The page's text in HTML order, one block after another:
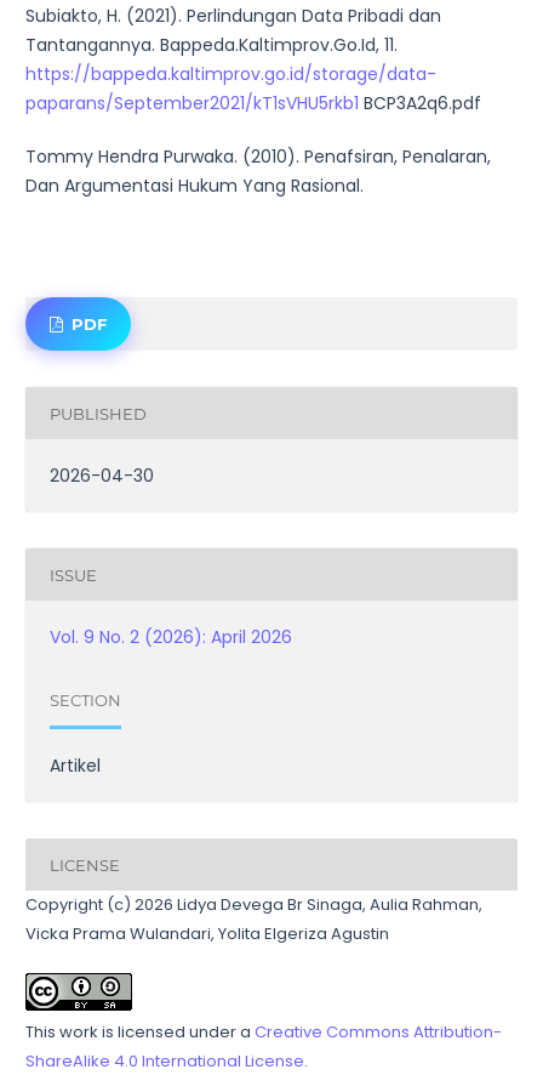
Subiakto, H. (2021). Perlindungan Data Pribadi dan
Tantangannya. Bappeda.Kaltimprov.Go.Id, 11.
https://bappeda.kaltimprov.go.id/storage/data-
paparans/September2021/kT1sVHU5rkb1 BCP3A2q6.pdf
Tommy Hendra Purwaka. (2010). Penafsiran, Penalaran,
Dan Argumentasi Hukum Yang Rasional.
PDF
PUBLISHED
2026-04-30
ISSUE
Vol. 9 No. 2 (2026): April 2026
SECTION
Artikel
LICENSE
Copyright (c) 2026 Lidya Devega Br Sinaga, Aulia Rahman,
Vicka Prama Wulandari, Yolita Elgeriza Agustin
This work is licensed under a Creative Commons Attribution-
ShareAlike 4.0 International License.